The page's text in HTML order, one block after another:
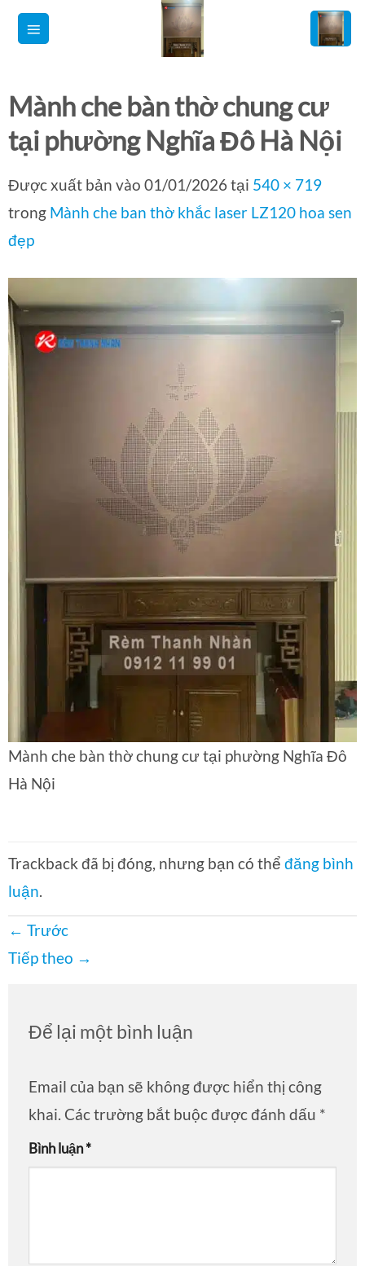
qua
dung
Mành che bàn thờ chung cư
tại phường Nghĩa Đô Hà Nội
Được xuất bản vào 01/01/2026tại 540 × 719
trong Mành che ban thờ khắc laser LZ120 hoa sen
đẹp
Mành che bàn thờ chung cư tại phường Nghĩa Đô
Hà Nội
Trackback đã bị đóng, nhưng bạn có thể đăng bình
luận.
← Trước
Tiếp theo →
Để lại một bình luận
Email của bạn sẽ không được hiển thị công
khai. Các trường bắt buộc được đánh dấu *
Bình luận*